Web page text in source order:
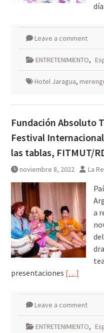
Leave a comment
ENTRETENIMIENTO,
Hotel Jaragua,
Fundación Absoluto
Festival
las tablas, FITMUT/
noviembre 8, 2022 La
a
presentaciones […]
Leave a comment
ENTRETENIMIENTO,